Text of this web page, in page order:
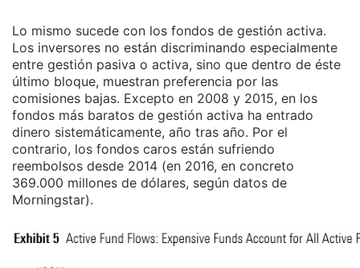
Lo mismo sucede con los fondos de gestión activa.
Los inversores no están discriminando especialmente
entre gestión pasiva o activa, sino que dentro de éste
último bloque, muestran preferencia por las
comisiones bajas. Excepto en 2008 y 2015, en los
fondos más baratos de gestión activa ha entrado
dinero sistemáticamente, año tras año. Por el
contrario, los fondos caros están sufriendo
reembolsos desde 2014 (en 2016, en concreto
369.000 millones de dólares, según datos de
Morningstar).